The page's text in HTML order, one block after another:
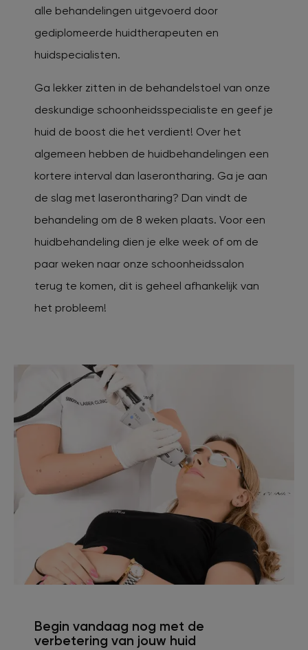
alle behandelingen uitgevoerd door
gediplomeerde huidtherapeuten en
huidspecialisten.
Ga lekker zitten in de behandelstoel van onze
deskundige schoonheidsspecialiste en geef je
huid de boost die het verdient! Over het
algemeen hebben de huidbehandelingen een
kortere interval dan laserontharing. Ga je aan
de slag met laserontharing? Dan vindt de
behandeling om de 8 weken plaats. Voor een
huidbehandeling dien je elke week of om de
paar weken naar onze schoonheidssalon
terug te komen, dit is geheel afhankelijk van
het probleem!
Begin vandaag nog met de
verbetering van jouw huid